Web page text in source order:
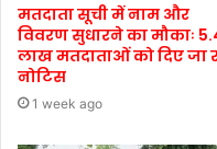
मतदाता सूची में नाम और
विवरण सुधारने का मौकाः
लाख मतदाताओं को दिए जा
नोटिस
1 week ago